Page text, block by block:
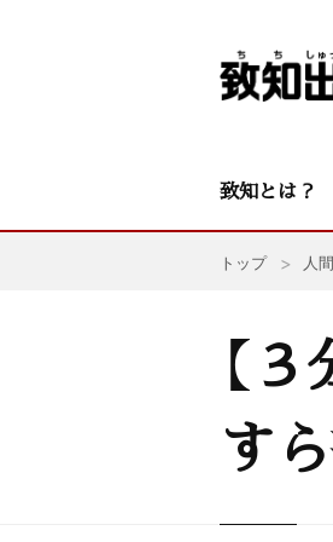
致知とは？
トップ 人
【
す